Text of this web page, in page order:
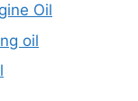
Oil
oil